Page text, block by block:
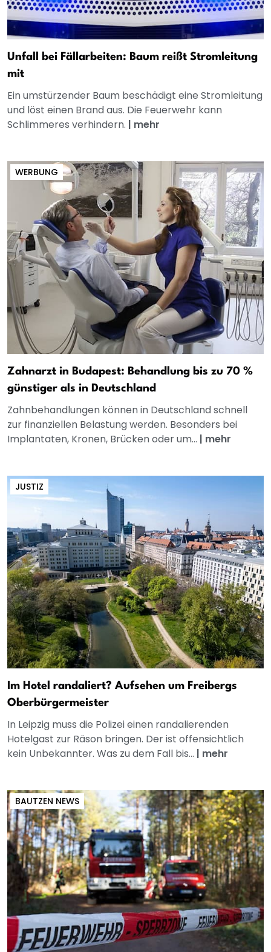
Unfall bei Fällarbeiten: Baum reißt Stromleitung
mit
Ein umstürzender Baum beschädigt eine Stromleitung
und löst einen Brand aus. Die Feuerwehr kann
Schlimmeres verhindern. | mehr
WERBUNG
Zahnarzt in Budapest: Behandlung bis zu 70 %
günstiger als in Deutschland
Zahnbehandlungen können in Deutschland schnell
zur finanziellen Belastung werden. Besonders bei
Implantaten, Kronen, Brücken oder um... | mehr
JUSTIZ
Im Hotel randaliert? Aufsehen um Freibergs
Oberbürgermeister
In Leipzig muss die Polizei einen randalierenden
Hotelgast zur Räson bringen. Der ist offensichtlich
kein Unbekannter. Was zu dem Fall bis... | mehr
BAUTZEN NEWS